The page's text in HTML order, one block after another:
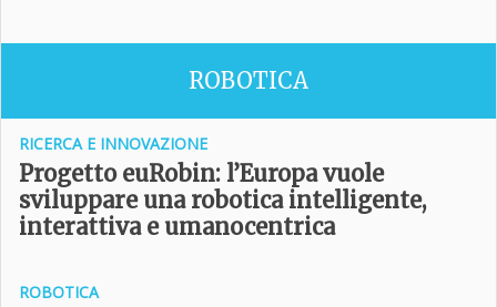
ROBOTICA
RICERCA E INNOVAZIONE
Progetto euRobin: l’Europa vuole
sviluppare una robotica intelligente,
interattiva e umanocentrica
ROBOTICA